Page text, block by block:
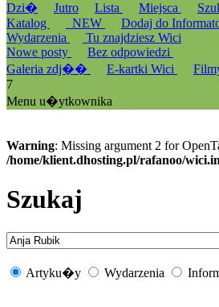
Dzi�
Jutro Lista Miejsca
Katalog
_NEW Dodaj do
Wydarzenia
Tu znajdziesz Wici
Nowe posty
Bez odpowiedzi
Galeria zdj��
E-kartki Wici
7
Menu u�ytkownika
Warning: Missing argument 2 for
/home/klient.dhosting.pl/rafanoo/
Szukaj
Artyku�y Wydarzenia